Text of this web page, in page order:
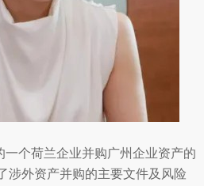
个荷兰企业并购广州企业资产的
涉外资产并购的主要文件及风险